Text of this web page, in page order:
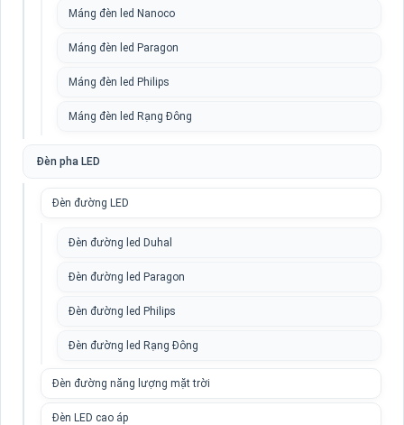
Máng đèn led Nanoco
Máng đèn led Paragon
Máng đèn led Philips
Máng đèn led Rạng Đông
Đèn pha LED
Đèn đường LED
Đèn đường led Duhal
Đèn đường led Paragon
Đèn đường led Philips
Đèn đường led Rạng Đông
Đèn đường năng lượng mặt trời
Đèn LED cao áp